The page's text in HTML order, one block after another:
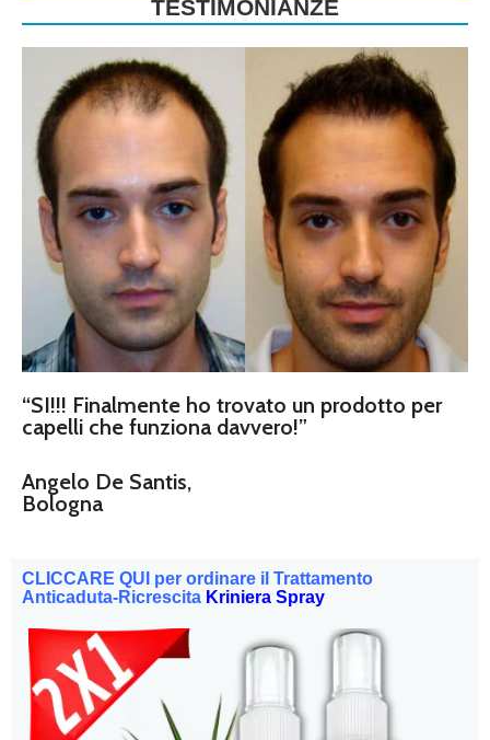
TESTIMONIANZE
“SI!!! Finalmente ho trovato un prodotto per
capelli che funziona davvero!”
Angelo De Santis,
Bologna
CLICCARE QUI per ordinare il Trattamento
Anticaduta-Ricrescita Kriniera Spray